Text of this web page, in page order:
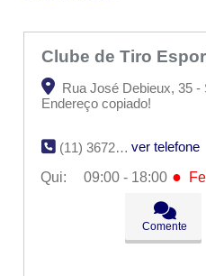
Clube de Tiro
Rua José Debieux, 35 -
Endereço copiado!
(11) 3672-1322
ver telefone
Qui:
09:00 - 18:00 ●
09:00 - 18:00
09:00 - 18:00
09:00 - 18:00
Comente